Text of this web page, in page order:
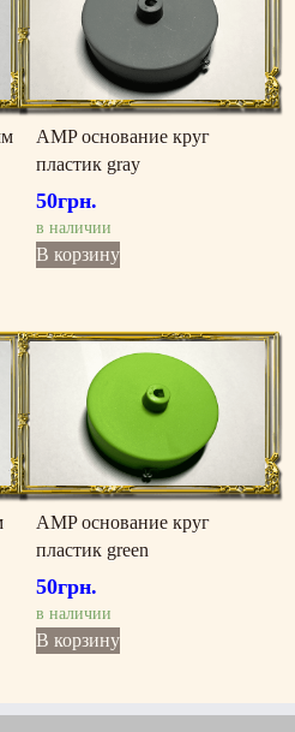
AMP основание круг
пластик gray
50грн.
в наличии
В корзину
AMP основание круг
пластик green
50грн.
в наличии
В корзину